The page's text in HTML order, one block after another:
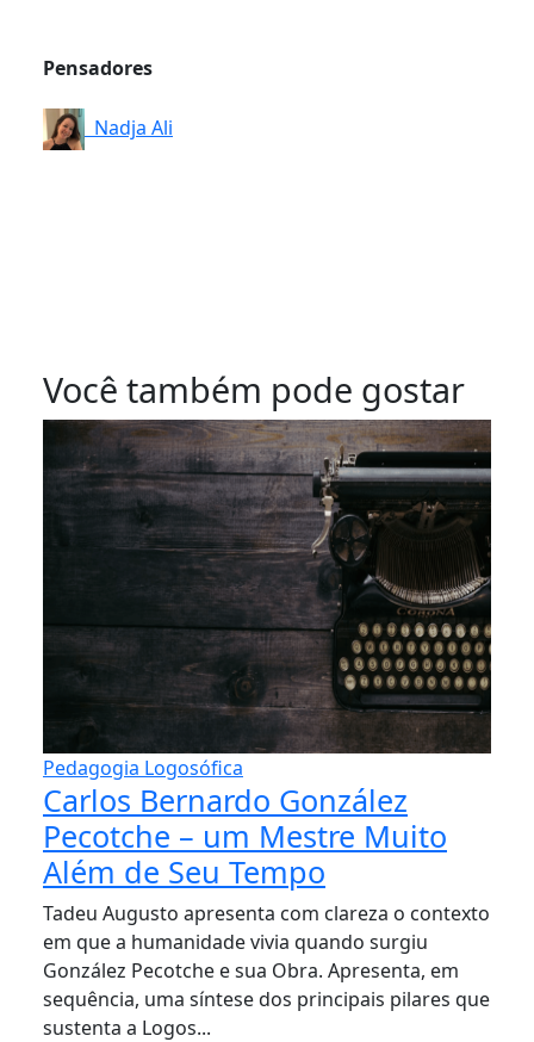
Pensadores
Nadja Ali
Você também pode gostar
Pedagogia Logosófica
Carlos Bernardo González
Pecotche – um Mestre Muito
Além de Seu Tempo
Tadeu Augusto apresenta com clareza o contexto
em que a humanidade vivia quando surgiu
González Pecotche e sua Obra. Apresenta, em
sequência, uma síntese dos principais pilares que
sustenta a Logos...